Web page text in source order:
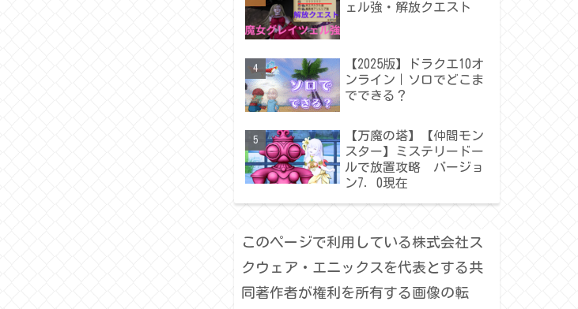
ェル強・解放クエスト
【2025版】ドラクエ10オ
ンライン｜ソロでどこま
でできる？
【万魔の塔】【仲間モン
スター】ミステリードー
ルで放置攻略 バージョ
ン7．0現在
このページで利用している株式会社ス
クウェア・エニックスを代表とする共
同著作者が権利を所有する画像の転